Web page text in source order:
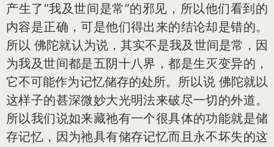
产生了“我及世间是常”的邪见，所以他们看到的
内容是正确，可是他们得出来的结论却是错的。
所以 佛陀就认为说，其实不是我及世间是常，因
为我及世间都是五阴十八界，都是生灭变异的，
它不可能作为记忆储存的处所。所以说 佛陀就以
这样子的甚深微妙大光明法来破尽一切的外道。
所以我们说如来藏祂有一个很具体的功能就是储
存记忆，因为祂具有储存记忆而且永不坏失的这